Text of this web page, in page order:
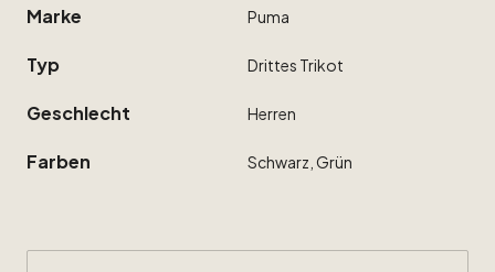
Marke Puma
Typ Drittes Trikot
Geschlecht Herren
Farben Schwarz, Grün